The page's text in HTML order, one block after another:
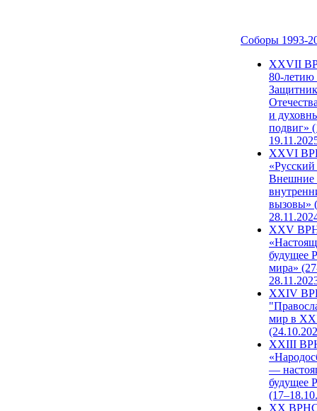
Соборы 1993-
ХХVII
80-
и
подвиг»
XXVI
Внешние
вызовы»
XXV
будущее
мира»
XXIV
мир в
XXIII
—
будущее
XX ВРНС